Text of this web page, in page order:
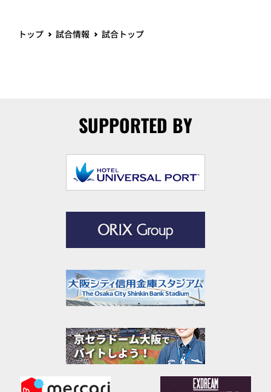
トップ 試合情報 試合トップ
SUPPORTED BY